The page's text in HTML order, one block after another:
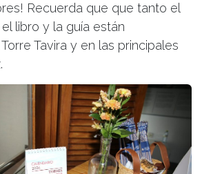
Recuerda que que tanto el
libro y la guía están
Tavira y en las principales